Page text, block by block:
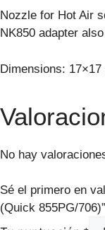
Nozzle for Hot Air
NK850 adapter
Dimensions: 17×17
No hay
Sé el primero en
(Quick 855PG/706)”